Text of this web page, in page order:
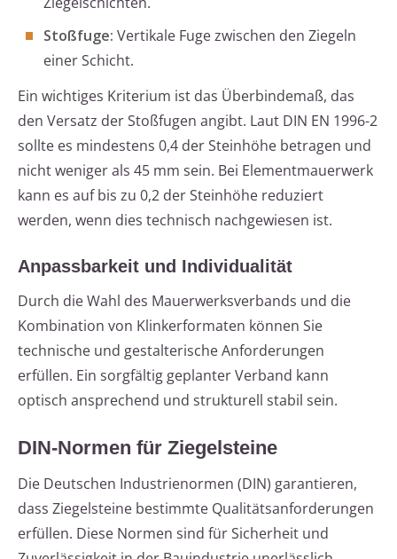
Stoßfuge: Vertikale Fuge zwischen den Ziegeln
einer Schicht.
Ein wichtiges Kriterium ist das Überbindemaß, das
den Versatz der Stoßfugen angibt. Laut DIN EN 1996-2
sollte es mindestens 0,4 der Steinhöhe betragen und
nicht weniger als 45 mm sein. Bei Elementmauerwerk
kann es auf bis zu 0,2 der Steinhöhe reduziert
werden, wenn dies technisch nachgewiesen ist.
Anpassbarkeit und Individualität
Durch die Wahl des Mauerwerksverbands und die
Kombination von Klinkerformaten können Sie
technische und gestalterische Anforderungen
erfüllen. Ein sorgfältig geplanter Verband kann
optisch ansprechend und strukturell stabil sein.
DIN-Normen für Ziegelsteine
Die Deutschen Industrienormen (DIN) garantieren,
dass Ziegelsteine bestimmte Qualitätsanforderungen
erfüllen. Diese Normen sind für Sicherheit und